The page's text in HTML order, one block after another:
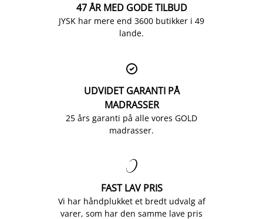
47 ÅR MED GODE TILBUD
JYSK har mere end 3600 butikker i 49
lande.

UDVIDET GARANTI PÅ
MADRASSER
25 års garanti på alle vores GOLD
madrasser.

FAST LAV PRIS
Vi har håndplukket et bredt udvalg af
varer, som har den samme lave pris